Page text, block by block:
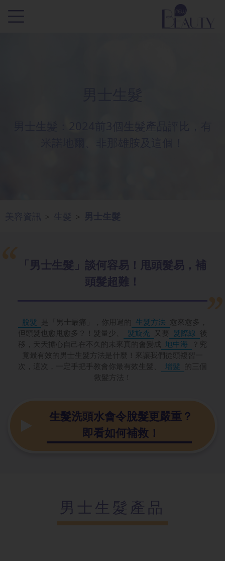
> >
「男士生髮」 談何容易！甩頭髮易，補
頭髮超難！
脫髮 是「男士最痛」，你用過的 生髮方法
愈來愈多，
但頭髮也愈甩愈多？！髮量少、
髮旋禿 又要 髮際線
後
移，天天擔心自己在不久的未來真的會變成 地中海
？究
竟最有效的男士生髮方法是什麼！來讓我們從頭複習一
次，這次，一定手把手教會你最有效生髮、
增髮 的三個
救髮方法！
生髮洗頭水會令脫髮更嚴重？
即看如何補救！
男士生髮產品